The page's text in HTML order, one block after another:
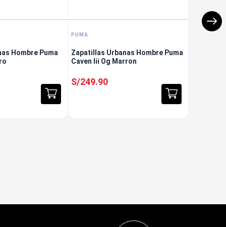
Hombre Puma
PUMA
Zapatillas Urbanas Hombre Puma
Caven Iii Og Marron
S/249.90